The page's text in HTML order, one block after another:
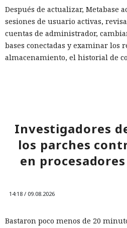
Después de actualizar, Metabase
sesiones de usuario activas,
cuentas de administrador,
bases conectadas y examinar los
almacenamiento, el historial de
Tú ves una
interpreta
Forcepoint
15:24 / 09.08.2026
Investigadores
los parches
en
14:18 / 09.08.2026
Bastaron poco menos de 20